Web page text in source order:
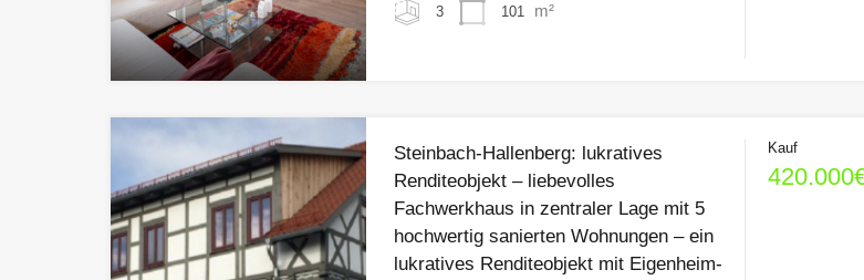
3 101 m²
Steinbach-Hallenberg: lukratives
Renditeobjekt – liebevolles
Fachwerkhaus in zentraler Lage mit 5
hochwertig sanierten Wohnungen – ein
lukratives Renditeobjekt mit Eigenheim-
Kauf